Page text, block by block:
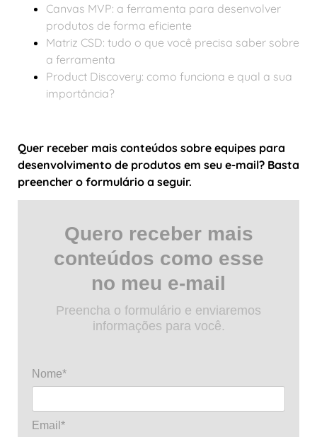
Canvas MVP: a ferramenta para desenvolver
produtos de forma eficiente
Matriz CSD: tudo o que você precisa saber sobre
a ferramenta
Product Discovery: como funciona e qual a sua
importância?
Quer receber mais conteúdos sobre equipes para
desenvolvimento de produtos em seu e-mail? Basta
preencher o formulário a seguir.
Quero receber mais
conteúdos como esse
no meu e-mail
Preencha o formulário e enviaremos
informações para você.
Nome*
Email*